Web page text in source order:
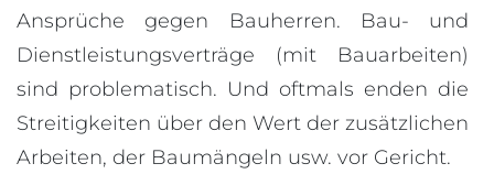
Ansprüche gegen Bauherren. Bau- und
Dienstleistungsverträge (mit Bauarbeiten)
sind problematisch. Und oftmals enden die
Streitigkeiten über den Wert der zusätzlichen
Arbeiten, der Baumängeln usw. vor Gericht.